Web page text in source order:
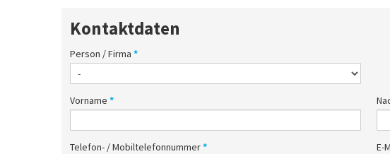
Kontaktdaten
Person / Firma *
Vorname *
Telefon- / Mobiltelefonnummer*
E-